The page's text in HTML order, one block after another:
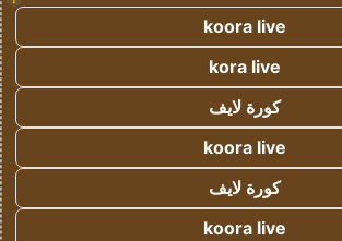
koora live
kora live
كورة لايف
koora live
كورة لايف
koora live